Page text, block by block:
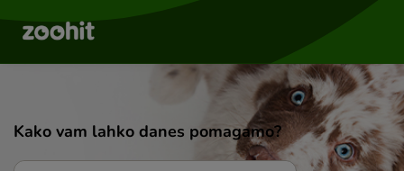
Kako vam lahko danes pomagamo?